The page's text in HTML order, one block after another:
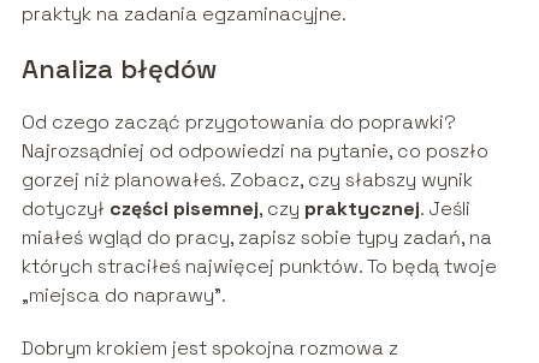
praktyk na zadania egzaminacyjne.
Analiza błędów
Od czego zacząć przygotowania do poprawki?
Najrozsądniej od odpowiedzi na pytanie, co poszło
gorzej niż planowałeś. Zobacz, czy słabszy wynik
dotyczył części pisemnej, czy praktycznej. Jeśli
miałeś wgląd do pracy, zapisz sobie typy zadań, na
których straciłeś najwięcej punktów. To będą twoje
„miejsca do naprawy”.
Dobrym krokiem jest spokojna rozmowa z